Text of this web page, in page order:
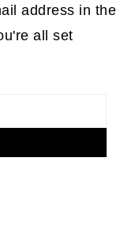
address in the
all set.